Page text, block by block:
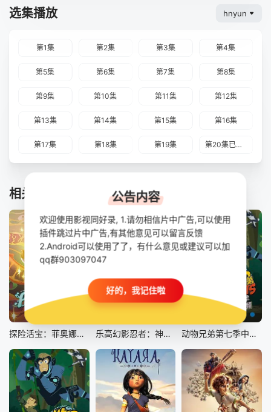
选集播放 hnyun
第1集 第2集 第3集 第4集
第5集 第6集 第7集 第8集
第9集 第10集 第11集 第12集
第13集 第14集 第15集 第16集
第17集 第18集 第19集 第20集已完结
相关推荐
探险活宝：菲奥娜与蛋糕 第二季 乐高幻影忍者：神龙崛起第三季
第20集已完结
动物兄弟第七季中文配音
公告内容
欢迎使用影视同好录, 1.请勿相信片中广告,可以使用
插件跳过片中广告,有其他意见可以留言反馈
2.Android可以使用了了，有什么意见或建议可以加
qq群903097047
好的，我记住啦